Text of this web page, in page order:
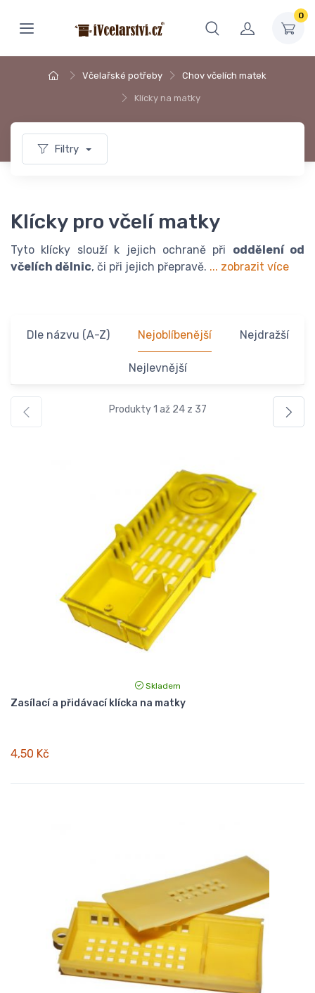
0
Včelařské potřeby Chov včelích matek
Klícky na matky
Filtry
Klícky pro včelí matky
Tyto klícky slouží k jejich ochraně při oddělení od
včelích dělnic, či při jejich přepravě. ... zobrazit více
Dle názvu (A-Z) Nejoblíbenější Nejdražší
Nejlevnější
Produkty 1 až 24 z 37
Skladem
Zasílací a přidávací klícka na matky
4,50 Kč